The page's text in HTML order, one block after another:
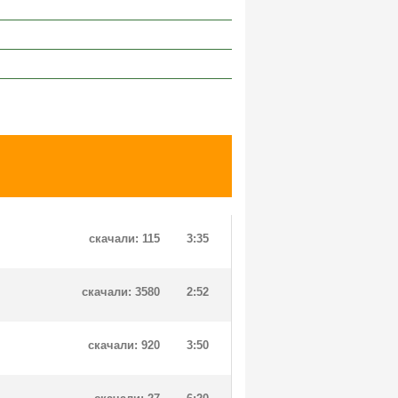
3:35
скачали: 115
2:52
скачали: 3580
3:50
скачали: 920